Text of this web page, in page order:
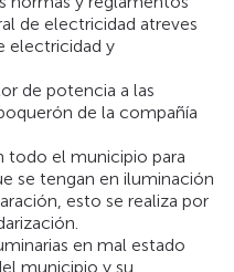
de electricidad atreves
electricidad y
de potencia a las
de la compañía
todo el municipio para
se tengan en iluminación
esto se realiza por
en mal estado
municipio y su